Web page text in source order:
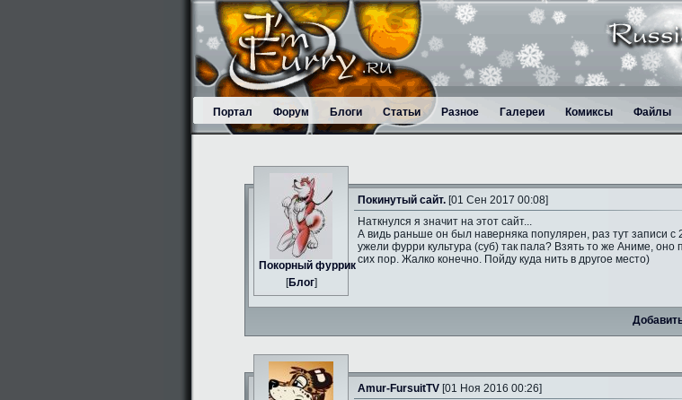
Портал Форум Блоги Статьи Разное Галереи Комиксы Файлы
Пoкорный фуррик
[Блог]
Покинутый сайт. [01 Сен 2017 00:08]
Наткнулся я значит на этот сайт...
А видь раньше он был наверняка популярен, раз тут записи с
ужели фурри культура (суб) так пала? Взять то же Аниме, оно
сих пор. Жалко конечно. Пойду куда нить в другое место)
Amur-FursuitTV [01 Ноя 2016 00:26]